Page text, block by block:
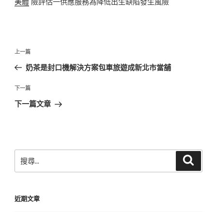
文
導
覽
上
一
文
章
上一篇
奶茶是封口機解決方案包車旅遊成新北市當舖
下
一
下一篇
下一篇文章
尋
字:
近期文章